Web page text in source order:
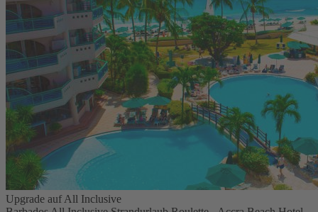
Upgrade auf All Inclusive